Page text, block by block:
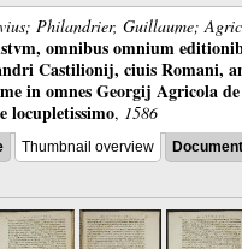
Philandrier, Guillaume;
omnibus omnium
Castilionij, ciuis Romani,
in omnes Georgij Agricola
locupletissimo, 1586
Thumbnail overview